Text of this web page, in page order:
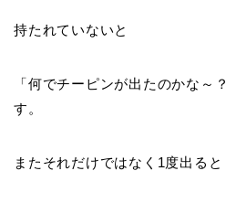
持たれていないと
「何でチーピンが出たのかな～？
す。
またそれだけではなく1度出ると